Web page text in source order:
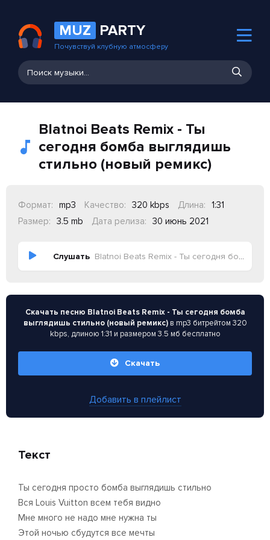
MUZ PARTY
Почувствуй клубную атмосферу
Blatnoi Beats Remix - Ты
сегодня бомба выглядишь
стильно (новый ремикс)
Формат: mp3 Качество: 320 kbps Длина:
1:31
Размер:
3.5 mb Дата релиза: 30 июнь 2021
Слушать Blatnoi Beats Remix - Ты сегодня бомба выглядишь стильно (новый ремикс)
Скачать песню Blatnoi Beats Remix - Ты сегодня бомба
выглядишь стильно (новый ремикс)в mp3 битрейтом 320
kbps, длиною 1:31 и размером 3.5 мб бесплатно
Скачать
Добавить в плейлист
Текст
Ты сегодня просто бомба выглядишь стильно
Вся Louis Vuitton всем тебя видно
Мне много не надо мне нужна ты
Этой ночью сбудутся все мечты